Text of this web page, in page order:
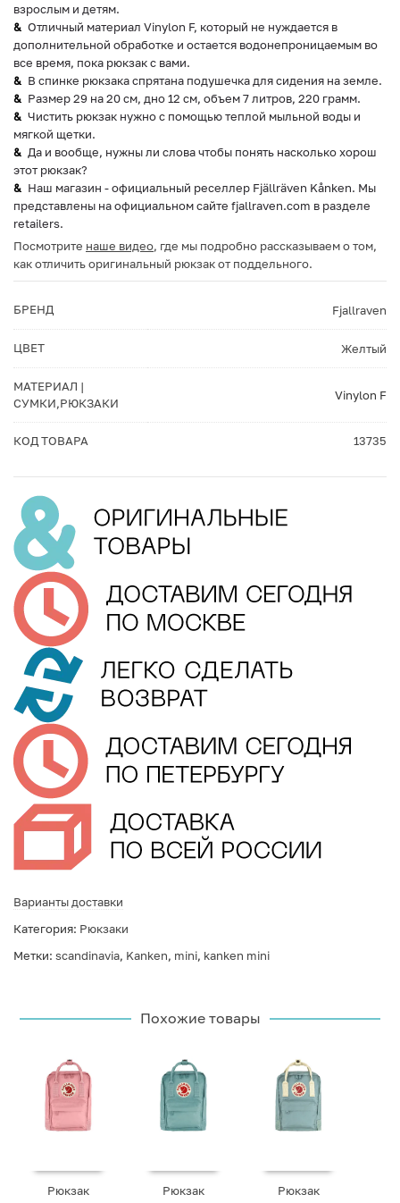
взрослым и детям.
Отличный материал Vinylon F, который не нуждается в
дополнительной обработке и остается водонепроницаемым во
все время, пока рюкзак с вами.
В спинке рюкзака спрятана подушечка для сидения на земле.
Размер 29 на 20 см, дно 12 см, объем 7 литров, 220 грамм.
Чистить рюкзак нужно с помощью теплой мыльной воды и
мягкой щетки.
Да и вообще, нужны ли слова чтобы понять насколько хорош
этот рюкзак?
Наш магазин - официальный реселлер Fjällräven Kånken. Мы
представлены на официальном сайте fjallraven.com в разделе
retailers.
Посмотрите наше видео, где мы подробно рассказываем о том,
как отличить оригинальный рюкзак от поддельного.
БРЕНД Fjallraven
ЦВЕТ Желтый
МАТЕРИАЛ |
СУМКИ,РЮКЗАКИ
Vinylon F
КОД ТОВАРА 13735
Варианты доставки
Категория: Рюкзаки
Метки: scandinavia, Kanken, mini, kanken mini
Похожие товары
Рюкзак
Рюкзак
Рюкзак